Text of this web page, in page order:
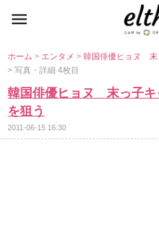
ホーム> エンタメ>韓国俳優ヒョヌ 末
> 写真・詳細 4枚目
韓国俳優ヒョヌ 末っ子キ
を狙う
2011-06-15 16:30